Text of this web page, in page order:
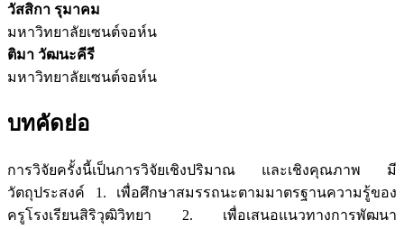
วัสสิกา รุมาคม
มหาวิทยาลัยเซนต์จอห์น
ติมา วัฒนะคีรี
มหาวิทยาลัยเซนต์จอห์น
บทคัดย่อ
การวิจัยครั้งนี้เป็นการวิจัยเชิงปริมาณ และเชิงคุณภาพ มี
วัตถุประสงค์ 1. เพื่อศึกษาสมรรถนะตามมาตรฐานความรู้ของ
ครูโรงเรียนสิริวุฒิวิทยา 2. เพื่อเสนอแนวทางการพัฒนา